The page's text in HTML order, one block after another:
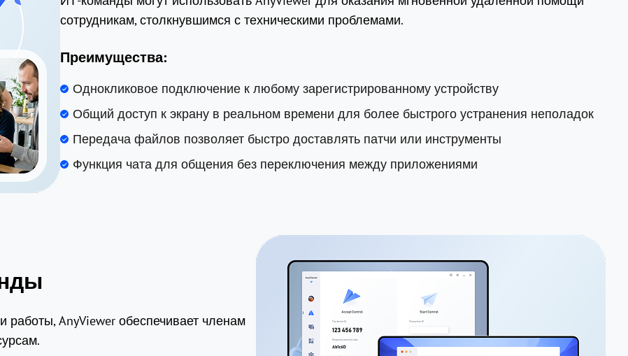
сотрудникам, столкнувшимся с техническими проблемами.
Преимущества:
Однокликовое подключение к любому зарегистрированному устройству
Общий доступ к экрану в реальном времени для более быстрого устранения неполадок
Передача файлов позволяет быстро доставлять патчи или инструменты
Функция чата для общения без переключения между приложениями
AnyViewer обеспечивает членам